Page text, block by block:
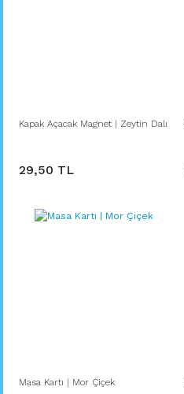
Kapak Açacak Magnet | Zeytin Dalı
29,50 TL
Masa Kartı | Mor Çiçek